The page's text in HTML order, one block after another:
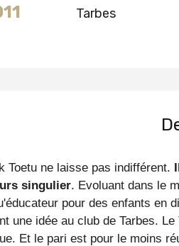
Tarbes
Toetu ne laisse pas indifférent.
singulier. Evoluant dans le
pour des enfants en
une idée au club de Tarbes.
Et le pari est pour le moins